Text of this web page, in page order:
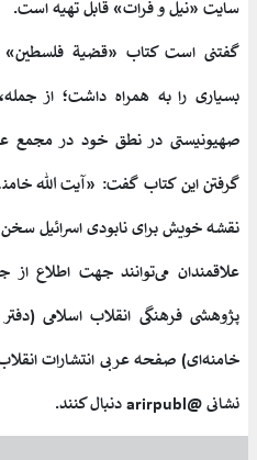
سایت «نیل و فرات» قابل تهیه است.
گفتنی است کتاب «قضیة
بسیاری را به همراه داشت؛ از
صهیونیستی در نطق خود در مجمع
گرفتن این کتاب گفت: «آیت‌الله
نقشه خویش برای نابودی اسرائیل
علاقمندان می‌توانند جهت اطلاع
پژوهشی فرهنگی انقلاب اسلامی
خامنه‌ای) صفحه عربی انتشارات
نشانی @arirpubl دنبال کنند.